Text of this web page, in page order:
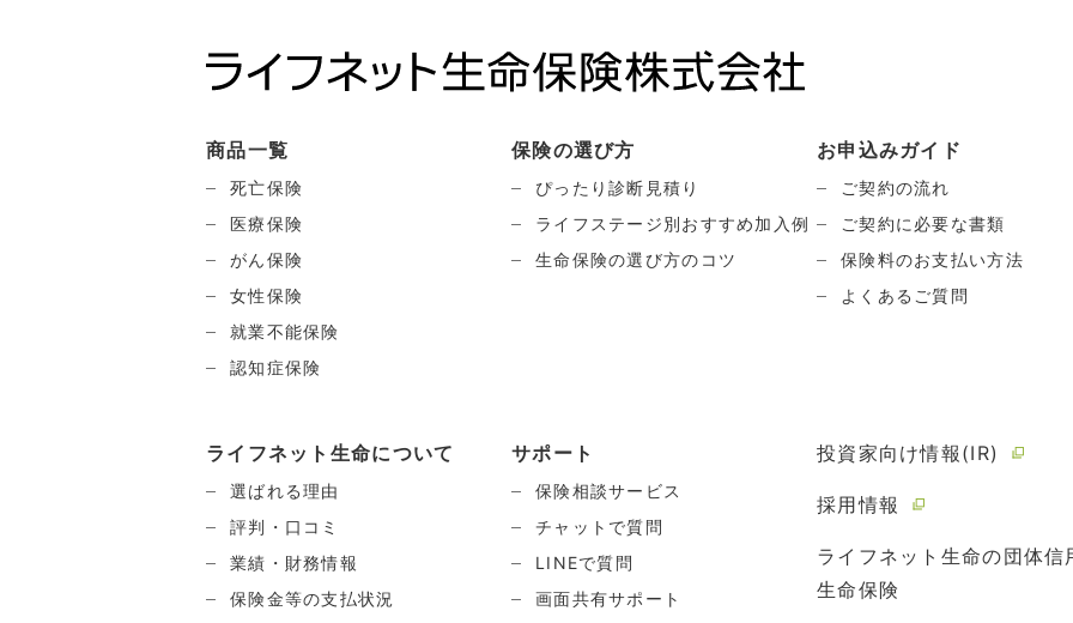
商品一覧
死亡保険
医療保険
がん保険
女性保険
就業不能保険
認知症保険
保険の選び方
ぴったり診断見積り
ライフステージ別おすすめ加入例
生命保険の選び方のコツ
お申込みガイド
ご契約の流れ
ご契約に必要な書類
保険料のお支払い方法
よくあるご質問
ライフネット生命について
選ばれる理由
評判・口コミ
業績・財務情報
保険金等の支払状況
サポート
保険相談サービス
チャットで質問
LINEで質問
画面共有サポート
投資家向け情報(IR)
採用情報
ライフネット生命の団体信
生命保険